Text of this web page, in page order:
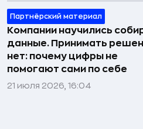
Партнёрский материал
Компании научились
данные. Принимать
нет: почему цифры не
помогают сами по себе
21 июля 2026, 16:04